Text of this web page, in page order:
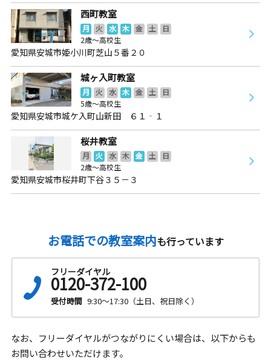
西町教室
月 火 水 木 金 土
日
2歳～高校生
愛知県安城市姫小川町芝山５番２０
城ヶ入町教室
月 火 水 木 金 土
日
5歳～高校生
愛知県安城市城ケ入町山新田 ６１‐１
桜井教室
月 火 水 木 金 土
日
2歳～高校生
愛知県安城市桜井町下谷３５－３
お電話での教室案内も行っています
フリーダイヤル
0120-372-100
受付時間 9:30～17:30（土日、祝日除く）
なお、フリーダイヤルがつながりにくい場合は、以下からも
お問い合わせいただけます。